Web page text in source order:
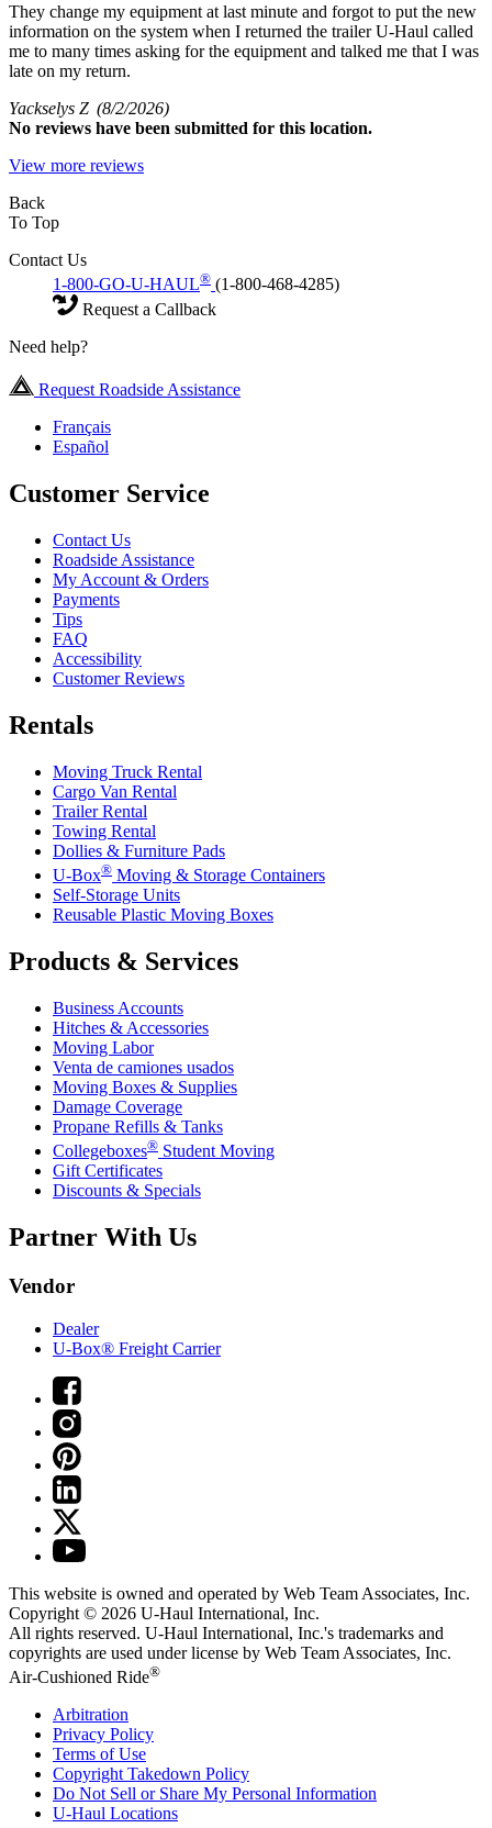
They change my equipment at last minute and forgot to put the new
information on the system when I returned the trailer U-Haul called
me to many times asking for the equipment and talked me that I was
late on my return.
Yackselys Z (8/2/2026)
No reviews have been submitted for this location.
View more reviews
Back
To Top
Contact Us
1-800-GO-U-HAUL® (1-800-468-4285)
Request a Callback
Need help?
Request Roadside Assistance
Français
Español
Customer Service
Contact Us
Roadside Assistance
My Account & Orders
Payments
Tips
FAQ
Accessibility
Customer Reviews
Rentals
Moving Truck Rental
Cargo Van Rental
Trailer Rental
Towing Rental
Dollies & Furniture Pads
U-Box® Moving & Storage Containers
Self-Storage Units
Reusable Plastic Moving Boxes
Products & Services
Business Accounts
Hitches & Accessories
Moving Labor
Venta de camiones usados
Moving Boxes & Supplies
Damage Coverage
Propane Refills & Tanks
Collegeboxes® Student Moving
Gift Certificates
Discounts & Specials
Partner With Us
Vendor
Dealer
U-Box® Freight Carrier
This website is owned and operated by Web Team Associates, Inc.
Copyright © 2026 U-Haul International, Inc.
All rights reserved. U-Haul International, Inc.'s trademarks and
copyrights are used under license by Web Team Associates, Inc.
Air-Cushioned Ride®
Arbitration
Privacy Policy
Terms of Use
Copyright Takedown Policy
Do Not Sell or Share My Personal Information
U-Haul Locations